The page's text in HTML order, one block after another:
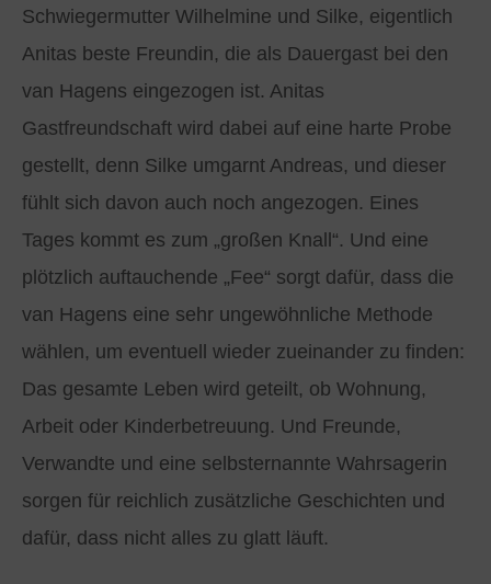
Schwiegermutter Wilhelmine und Silke, eigentlich
Anitas beste Freundin, die als Dauergast bei den
van Hagens eingezogen ist. Anitas
Gastfreundschaft wird dabei auf eine harte Probe
gestellt, denn Silke umgarnt Andreas, und dieser
fühlt sich davon auch noch angezogen. Eines
Tages kommt es zum „großen Knall“. Und eine
plötzlich auftauchende „Fee“ sorgt dafür, dass die
van Hagens eine sehr ungewöhnliche Methode
wählen, um eventuell wieder zueinander zu finden:
Das gesamte Leben wird geteilt, ob Wohnung,
Arbeit oder Kinderbetreuung. Und Freunde,
Verwandte und eine selbsternannte Wahrsagerin
sorgen für reichlich zusätzliche Geschichten und
dafür, dass nicht alles zu glatt läuft.